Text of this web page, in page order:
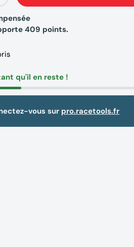
409 points.
qu'il en reste !
vous sur pro.racetools.fr